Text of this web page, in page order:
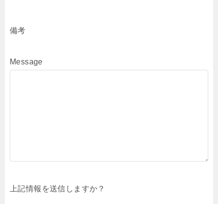
備考
Message
上記情報を送信しますか？